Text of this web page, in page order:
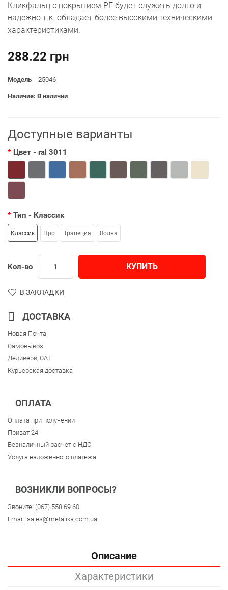
Кликфальц с покрытием РЕ будет служить долго и
надежно т.к. обладает более высокими техническими
характеристиками.
288.22 грн
Модель 25046
Наличие: В наличии
Доступные варианты
Цвет - ral 3011
Тип - Классик
Классик Про Трапеция Волна
Кол-во КУПИТЬ
В ЗАКЛАДКИ
ДОСТАВКА
Новая Почта
Самовывоз
Деливери, CAT
Курьерская доставка
ОПЛАТА
Оплата при получении
Приват 24
Безналичный расчет с НДС
Услуга наложенного платежа
ВОЗНИКЛИ ВОПРОСЫ?
Звоните: (067) 558 69 60
Email: sales@metalika.com.ua
Описание
Характеристики